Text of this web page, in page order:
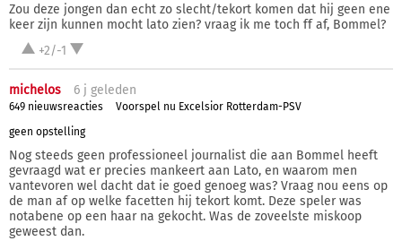
Zou deze jongen dan echt zo slecht/tekort komen dat hij geen ene
keer zijn kunnen mocht lato zien? vraag ik me toch ff af, Bommel?
+2/-1
michelos 6 j geleden
649 nieuwsreacties
Voorspel nu Excelsior Rotterdam-PSV
geen opstelling
Nog steeds geen professioneel journalist die aan Bommel heeft
gevraagd wat er precies mankeert aan Lato, en waarom men
vantevoren wel dacht dat ie goed genoeg was? Vraag nou eens op
de man af op welke facetten hij tekort komt. Deze speler was
notabene op een haar na gekocht. Was de zoveelste miskoop
geweest dan.